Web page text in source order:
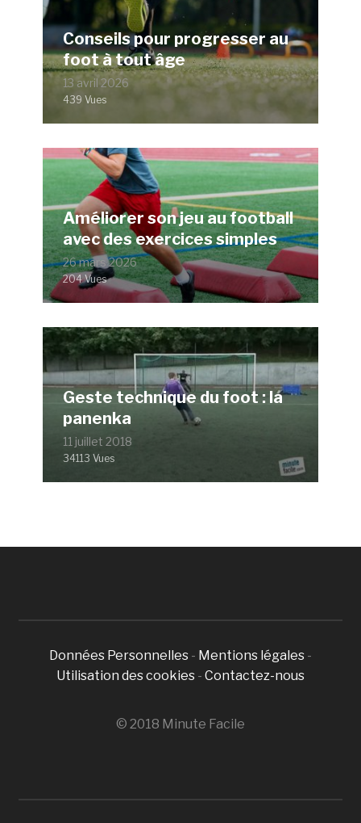
Conseils pour progresser au
foot à tout âge
13 avril 2026
439 Vues
Améliorer son jeu au football
avec des exercices simples
26 mars 2026
204 Vues
Geste technique du foot : la
panenka
11 juillet 2018
34113 Vues
Données Personnelles - Mentions légales -
Utilisation des cookies - Contactez-nous
© 2018 Minute Facile